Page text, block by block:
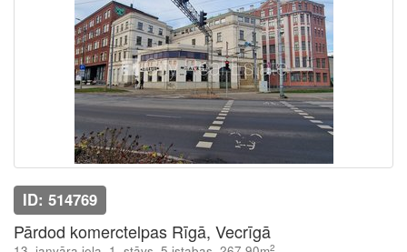
ID: 514769
Pārdod komerctelpas Rīgā, Vecrīgā
2